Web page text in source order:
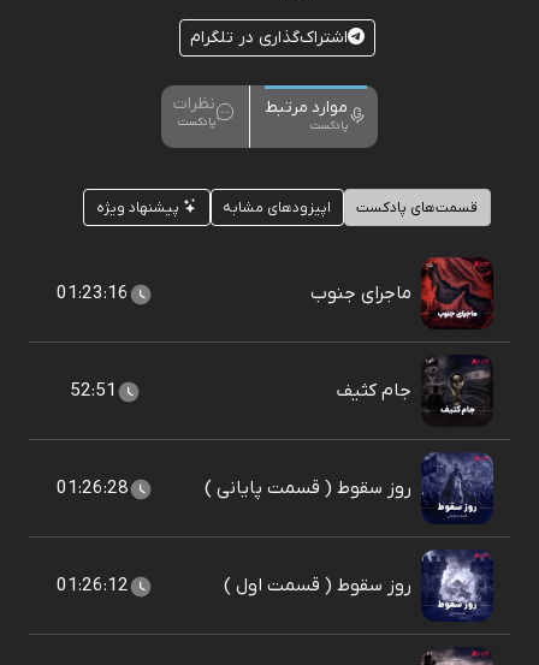
اشتراک‌گذاری در تلگرام
موارد مرتبط
پادکست
نظرات
پادکست
قسمت‌های پادکست اپیزودهای مشابه پیشنهاد ویژه
ماجرای جنوب 01:23:16
جام کثیف 52:51
روز سقوط ( قسمت پایانی ) 01:26:28
روز سقوط ( قسمت اول ) 01:26:12